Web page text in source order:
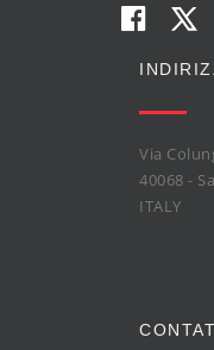
Via
40068 -
ITALY